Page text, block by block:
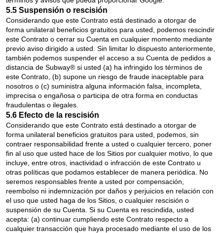
5.5 Suspensión o rescisión
Considerando que este Contrato está destinado a otorgar de
forma unilateral beneficios gratuitos para usted, podemos rescindir
este Contrato o cerrar su Cuenta en cualquier momento mediante
previo aviso dirigido a usted. Sin limitar lo dispuesto anteriormente,
también podemos suspender el acceso a su Cuenta de pedidos a
distancia de Subway® si usted (a) ha infringido los términos de
este Contrato, (b) supone un riesgo de fraude inaceptable para
nosotros o (c) suministra alguna información falsa, incompleta,
imprecisa o engañosa o participa de otra forma en conductas
fraudulentas o ilegales.
5.6 Efecto de la rescisión
Considerando que este Contrato está destinado a otorgar de
forma unilateral beneficios gratuitos para usted, podemos, sin
contraer responsabilidad frente a usted o cualquier tercero, poner
fin al uso que usted hace de los Sitios por cualquier motivo, lo que
incluye, entre otros, inactividad o infracción de este Contrato u
otras políticas que podamos establecer de manera periódica. No
seremos responsables frente a usted por compensación,
reembolso ni indemnización por daños y perjuicios en relación con
el uso que usted haga de los Sitios, o cualquier rescisión o
suspensión de su Cuenta. Si su Cuenta es rescindida, usted
acepta: (a) continuar cumpliendo este Contrato respecto a
cualquier transacción que haya procesado mediante el uso de los